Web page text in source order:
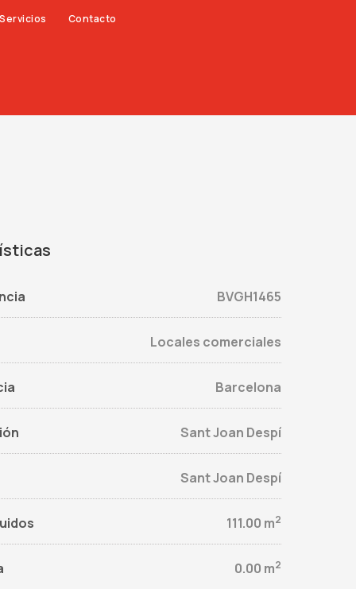
Servicios Contacto
BVGH1465
Locales comerciales
Barcelona
Sant Joan Despí
Sant Joan Despí
111.00 m2
0.00 m2